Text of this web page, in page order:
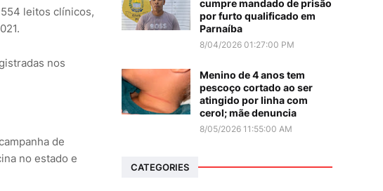
leitos clínicos,
nos
de
no estado e
cumpre mandado de prisão
por furto qualificado em
Parnaíba
8/04/2026 01:27:00 PM
Menino de 4 anos tem
pescoço cortado ao ser
atingido por linha com
cerol; mãe denuncia
8/05/2026 11:55:00 AM
CATEGORIES